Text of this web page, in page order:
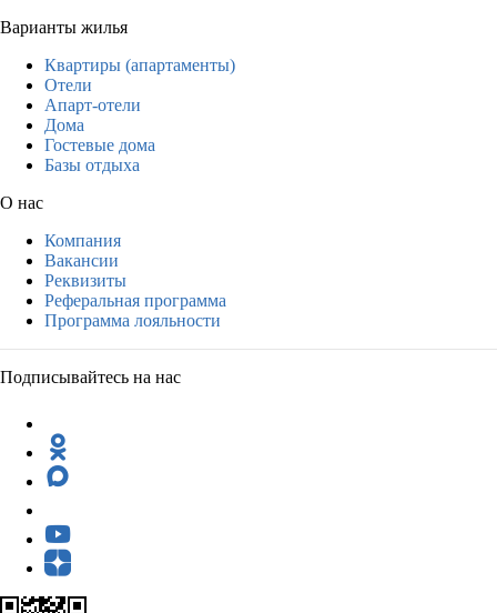
Варианты жилья
Квартиры (апартаменты)
Отели
Апарт-отели
Дома
Гостевые дома
Базы отдыха
О нас
Компания
Вакансии
Реквизиты
Реферальная программа
Программа лояльности
Подписывайтесь на нас